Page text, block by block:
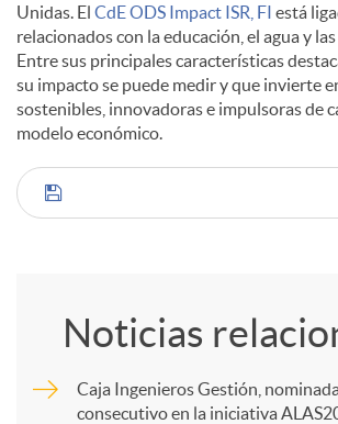
e
n
i
s
Unidas. El CdE ODS Impact ISR, FI está
relacionados con la educación, el agua y
Entre sus principales características
su impacto se puede medir y que invierte
sostenibles, innovadoras e impulsoras de
modelo económico.
C
Noticias
Caja Ingenieros Gestión,
consecutivo en la iniciativa